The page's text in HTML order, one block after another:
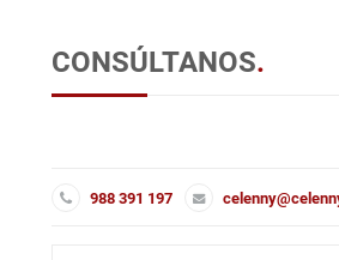
CONSÚLTANOS.
988 391 197